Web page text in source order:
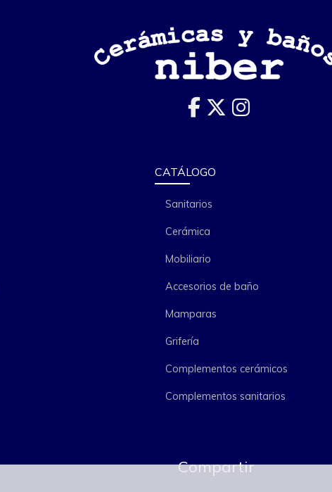
CATÁLOGO
Sanitarios
Cerámica
Mobiliario
Accesorios de baño
Mamparas
Grifería
Complementos cerámicos
Complementos sanitarios
Compartir